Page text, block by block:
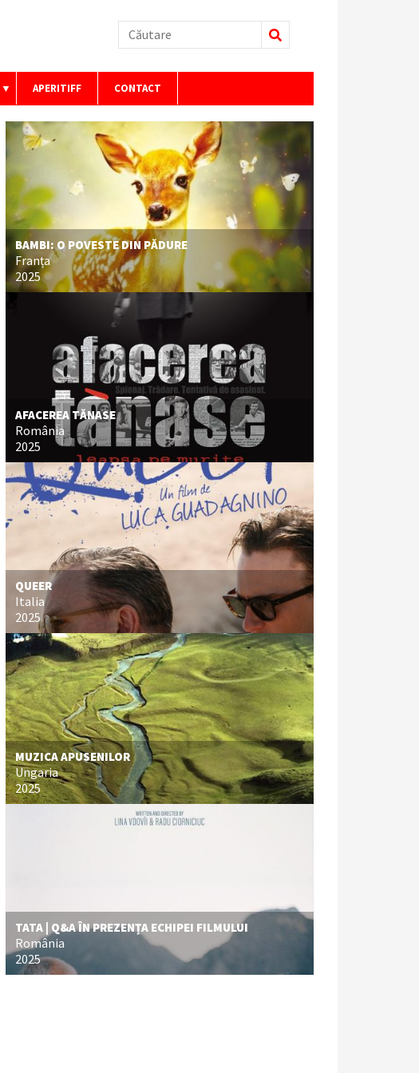
Căutare
APERITIFF CONTACT
BAMBI: O POVESTE DIN PĂDURE
Franța
2025
AFACEREA TĂNASE
România
2025
QUEER
Italia
2025
MUZICA APUSENILOR
Ungaria
2025
TATA | Q&A ÎN PREZENȚA ECHIPEI FILMULUI
România
2025